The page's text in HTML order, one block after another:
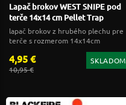
Lapač brokov WEST SNIPE pod
terče 14x14 cm Pellet Trap
lapač brokov z hrubého plechu pre
terče s rozmerom 14x14cm
4,95 €
10,95 €
SKLADOM